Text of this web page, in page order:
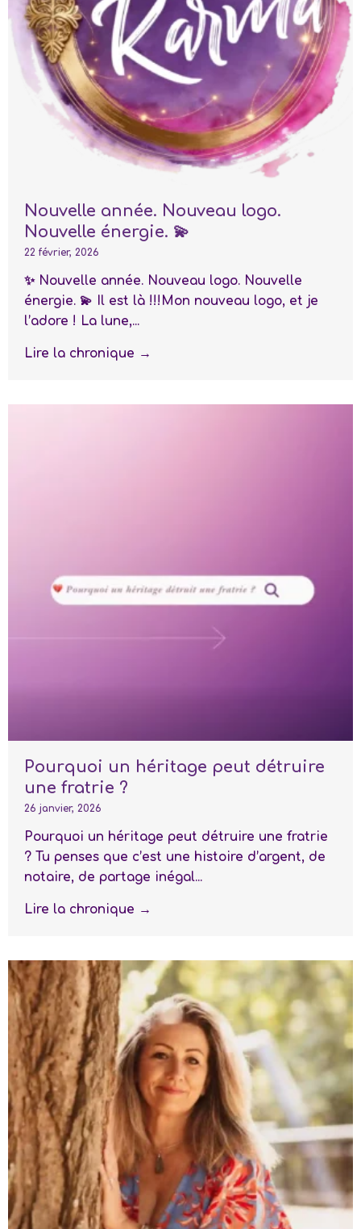
Nouvelle année. Nouveau logo.
Nouvelle énergie. 💫
22 février, 2026
✨ Nouvelle année. Nouveau logo. Nouvelle
énergie. 💫 Il est là !!!Mon nouveau logo, et je
l’adore ! La lune,...
Lire la chronique →
Pourquoi un héritage peut détruire
une fratrie ?
26 janvier, 2026
Pourquoi un héritage peut détruire une fratrie
? Tu penses que c’est une histoire d’argent, de
notaire, de partage inégal...
Lire la chronique →